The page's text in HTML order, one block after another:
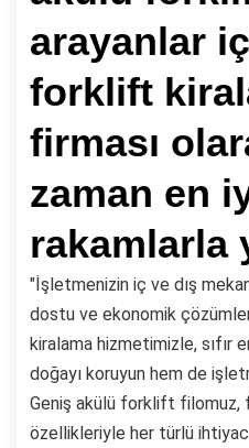
arayanlar
forklift
firması
zaman en
rakamlarla
"İşletmenizin iç ve dış
dostu ve ekonomik
kiralama hizmetimizle, sıfır
doğayı koruyun hem de
Geniş akülü forklift filomuz,
özellikleriyle her türlü